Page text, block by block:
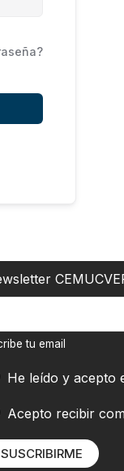
tu email
He leído y acepto
Acepto recibir
SUSCRIBIRME